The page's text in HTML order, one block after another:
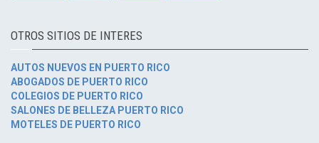
OTROS SITIOS DE INTERES
AUTOS NUEVOS EN PUERTO RICO
ABOGADOS DE PUERTO RICO
COLEGIOS DE PUERTO RICO
SALONES DE BELLEZA PUERTO RICO
MOTELES DE PUERTO RICO